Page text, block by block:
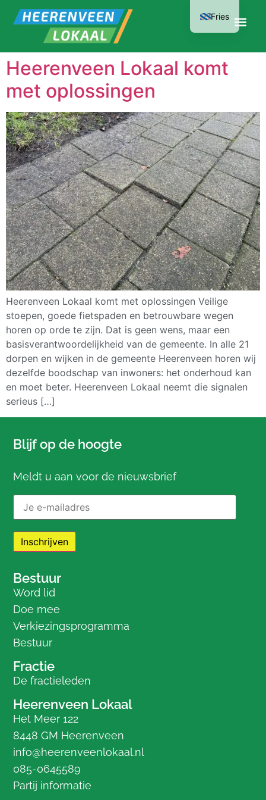
Heerenveen Lokaal komt
met oplossingen
Heerenveen Lokaal komt met oplossingen Veilige
stoepen, goede fietspaden en betrouwbare wegen
horen op orde te zijn. Dat is geen wens, maar een
basisverantwoordelijkheid van de gemeente. In alle 21
dorpen en wijken in de gemeente Heerenveen horen wij
dezelfde boodschap van inwoners: het onderhoud kan
en moet beter. Heerenveen Lokaal neemt die signalen
serieus […]
Blijf op de hoogte
Meldt u aan voor de nieuwsbrief
Bestuur
Word lid
Doe mee
Verkiezingsprogramma
Bestuur
Fractie
De fractieleden
Heerenveen Lokaal
Het Meer 122
8448 GM Heerenveen
info@heerenveenlokaal.nl
085-0645589
Partij informatie
Fries